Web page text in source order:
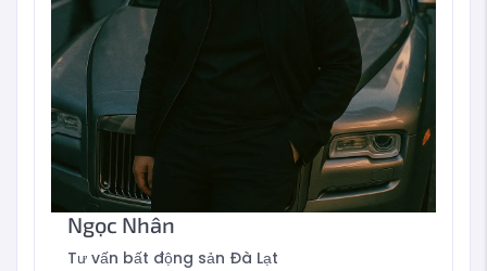
Ngọc Nhân
Tư vấn bất động sản Đà Lạt